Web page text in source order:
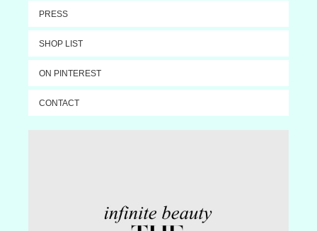
PRESS
SHOP LIST
ON PINTEREST
CONTACT